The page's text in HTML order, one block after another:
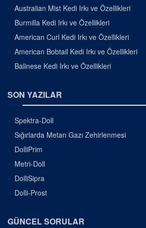
Australian Mist Kedi Irkı ve Özellikleri
Burmilla Kedi Irkı ve Özellikleri
American Curl Kedi Irkı ve Özellikleri
American Bobtail Kedi Irkı ve Özellikleri
Balinese Kedi Irkı ve Özellikleri
SON YAZILAR
Spektra-Doll
Sığırlarda Metan Gazı Zehirlenmesi
DolliPrim
Metri-Doll
DolliSipra
Dolli-Prost
GÜNCEL SORULAR